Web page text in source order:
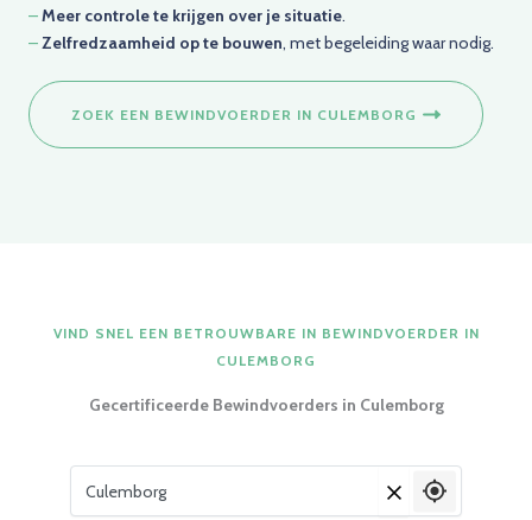
–Meer controle te krijgen over je situatie.
–Zelfredzaamheid op te bouwen, met begeleiding waar nodig.
ZOEK EEN BEWINDVOERDER IN CULEMBORG
VIND SNEL EEN BETROUWBARE IN BEWINDVOERDER IN
CULEMBORG
Gecertificeerde Bewindvoerders in Culemborg
Vul je woonplaats in